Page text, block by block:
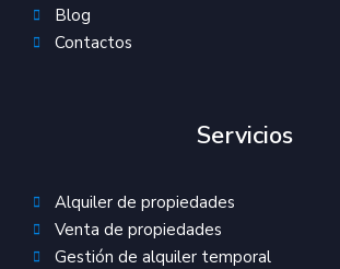
Blog
Contactos
Servicios
Alquiler de propiedades
Venta de propiedades
Gestión de alquiler temporal